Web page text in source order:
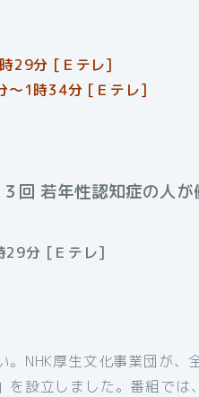
29分 [Ｅテレ]
～1時34分 [Ｅテレ]
回 若年性認知症の人が
29分 [Ｅテレ]
NHK厚生文化事業団が、
設立しました。番組では